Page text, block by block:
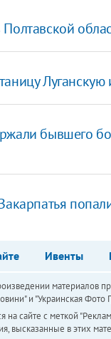
Луганскую
бывшего
Ивенты
материалов
и "Украинская
сайте с меткой
высказанные в этих